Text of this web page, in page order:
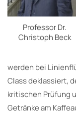
Professor Dr.
Christoph Beck
werden bei
Class deklassiert,
kritischen Prüfung
Getränke am